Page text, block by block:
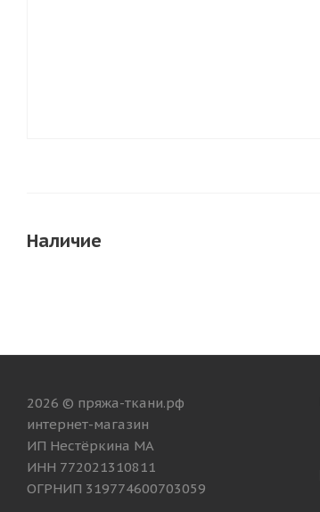
Наличие
2026 © пряжа-ткани.рф
интернет-магазин
ИП Нестёркина МА
ИНН 772021310811
ОГРНИП 319774600703059